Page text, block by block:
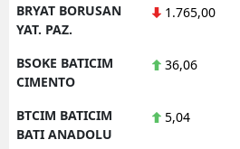
BRYAT BORUSAN
YAT. PAZ.
1.765,00
BSOKE BATICIM
CIMENTO
36,06
BTCIM BATICIM
BATI ANADOLU
5,04